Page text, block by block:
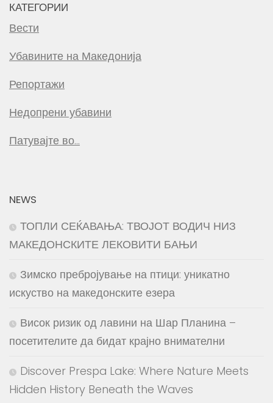
КАТЕГОРИИ
Вести
Убавините на Македонија
Репортажи
Недопрени убавини
Патувајте во…
NEWS
ТОПЛИ СЕЌАВАЊА: ТВОЈОТ ВОДИЧ НИЗ
МАКЕДОНСКИТЕ ЛЕКОВИТИ БАЊИ
Зимско пребројување на птици: уникатно
искуство на македонските езера
Висок ризик од лавини на Шар Планина –
посетителите да бидат крајно внимателни
Discover Prespa Lake: Where Nature Meets
Hidden History Beneath the Waves